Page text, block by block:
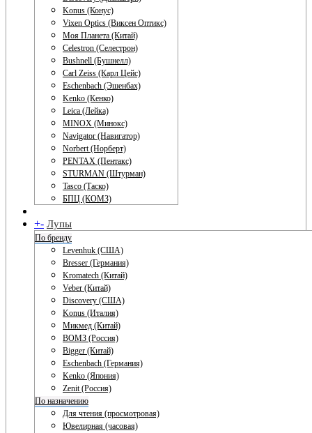
Konus (Конус)
Vixen Optics (Виксен Оптикс)
Моя Планета (Китай)
Celestron (Селестрон)
Bushnell (Бушнелл)
Carl Zeiss (Карл Цейс)
Eschenbach (Эшенбах)
Kenko (Кенко)
Leica (Лейка)
MINOX (Минокс)
Navigator (Навигатор)
Norbert (Норберт)
PENTAX (Пентакс)
STURMAN (Штурман)
Tasco (Таско)
БПЦ (КОМЗ)
+- Лупы
По бренду
Levenhuk (США)
Bresser (Германия)
Kromatech (Китай)
Veber (Китай)
Discovery (США)
Konus (Италия)
Микмед (Китай)
ВОМЗ (Россия)
Bigger (Китай)
Eschenbach (Германия)
Kenko (Япония)
Zenit (Россия)
По назначению
Для чтения (просмотровая)
Ювелирная (часовая)